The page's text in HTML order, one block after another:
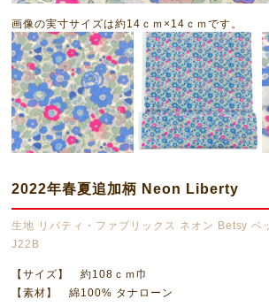
画像の実寸サイズは約14ｃｍ×14ｃｍです。
2022年春夏追加柄 Neon Liberty
生地 リバティ・ファブリックス ネオン Betsy
J22B
【サイズ】 約108ｃｍ巾
【素材】 綿100% タナローン